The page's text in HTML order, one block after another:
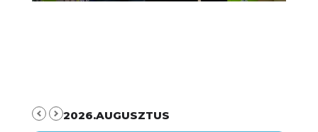
2026.AUGUSZTUS